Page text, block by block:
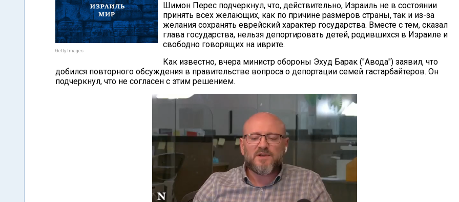
Getty Images
Шимон Перес подчеркнул, что, действительно, Израиль не в состоянии
принять всех желающих, как по причине размеров страны, так и из-за
желания сохранять еврейский характер государства. Вместе с тем, сказал
глава государства, нельзя депортировать детей, родившихся в Израиле и
свободно говорящих на иврите.
Как известно, вчера министр обороны Эхуд Барак ("Авода") заявил, что
добился повторного обсуждения в правительстве вопроса о депортации семей гастарбайтеров. Он
подчеркнул, что не согласен с этим решением.